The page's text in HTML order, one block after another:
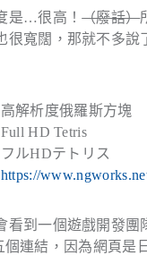
是…很高！（廢話）
很寬闊，那就不多說
解析度俄羅斯方塊
HD Tetris
ルHDテトリス
https://
看到一個遊戲開發團
個連結，因為網頁是